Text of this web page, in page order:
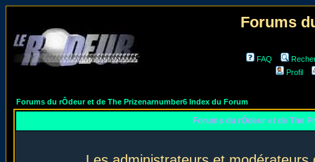
Forums
FAQ
Profil
Forums du rÔdeur et de The Prizenarnumber6 Index du Forum
Forums du rÔdeur et de The